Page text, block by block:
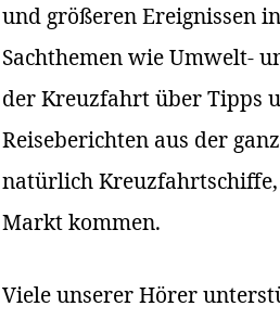
und größeren Ereignissen
Sachthemen wie Umwelt-
der Kreuzfahrt über Tipps
Reiseberichten aus der
natürlich
Markt kommen.
Viele unserer Hörer